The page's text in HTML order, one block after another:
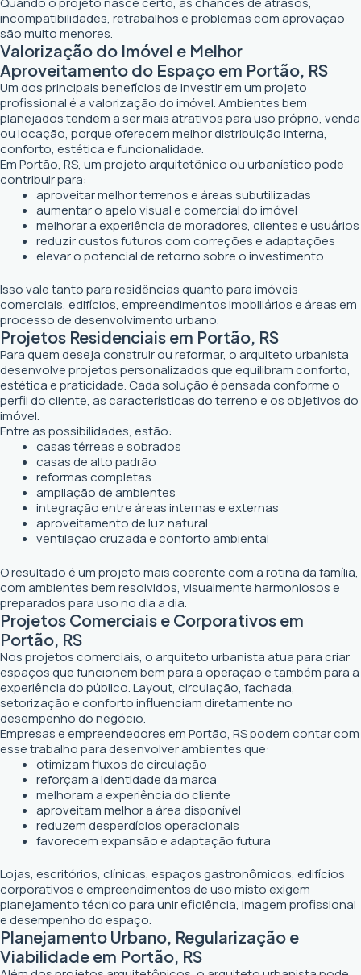
incompatibilidades, retrabalhos e problemas com aprovação
são muito menores.
Valorização do Imóvel e Melhor
Aproveitamento do Espaço em Portão, RS
Um dos principais benefícios de investir em um projeto
profissional é a valorização do imóvel. Ambientes bem
planejados tendem a ser mais atrativos para uso próprio, venda
ou locação, porque oferecem melhor distribuição interna,
conforto, estética e funcionalidade.
Em Portão, RS, um projeto arquitetônico ou urbanístico pode
contribuir para:
aproveitar melhor terrenos e áreas subutilizadas
aumentar o apelo visual e comercial do imóvel
melhorar a experiência de moradores, clientes e usuários
reduzir custos futuros com correções e adaptações
elevar o potencial de retorno sobre o investimento
Isso vale tanto para residências quanto para imóveis
comerciais, edifícios, empreendimentos imobiliários e áreas em
processo de desenvolvimento urbano.
Projetos Residenciais em Portão, RS
Para quem deseja construir ou reformar, o arquiteto urbanista
desenvolve projetos personalizados que equilibram conforto,
estética e praticidade. Cada solução é pensada conforme o
perfil do cliente, as características do terreno e os objetivos do
imóvel.
Entre as possibilidades, estão:
casas térreas e sobrados
casas de alto padrão
reformas completas
ampliação de ambientes
integração entre áreas internas e externas
aproveitamento de luz natural
ventilação cruzada e conforto ambiental
O resultado é um projeto mais coerente com a rotina da família,
com ambientes bem resolvidos, visualmente harmoniosos e
preparados para uso no dia a dia.
Projetos Comerciais e Corporativos em
Portão, RS
Nos projetos comerciais, o arquiteto urbanista atua para criar
espaços que funcionem bem para a operação e também para a
experiência do público. Layout, circulação, fachada,
setorização e conforto influenciam diretamente no
desempenho do negócio.
Empresas e empreendedores em Portão, RS podem contar com
esse trabalho para desenvolver ambientes que:
otimizam fluxos de circulação
reforçam a identidade da marca
melhoram a experiência do cliente
aproveitam melhor a área disponível
reduzem desperdícios operacionais
favorecem expansão e adaptação futura
Lojas, escritórios, clínicas, espaços gastronômicos, edifícios
corporativos e empreendimentos de uso misto exigem
planejamento técnico para unir eficiência, imagem profissional
e desempenho do espaço.
Planejamento Urbano, Regularização e
Viabilidade em Portão, RS